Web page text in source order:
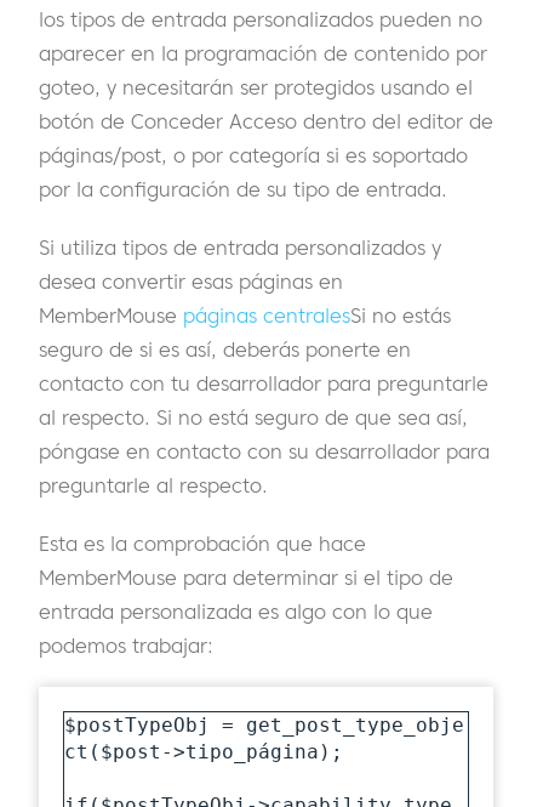
los tipos de entrada personalizados pueden no
aparecer en la programación de contenido por
goteo, y necesitarán ser protegidos usando el
botón de Conceder Acceso dentro del editor de
páginas/post, o por categoría si es soportado
por la configuración de su tipo de entrada.
Si utiliza tipos de entrada personalizados y
desea convertir esas páginas en
MemberMouse páginas centralesSi no estás
seguro de si es así, deberás ponerte en
contacto con tu desarrollador para preguntarle
al respecto. Si no está seguro de que sea así,
póngase en contacto con su desarrollador para
preguntarle al respecto.
Esta es la comprobación que hace
MemberMouse para determinar si el tipo de
entrada personalizada es algo con lo que
podemos trabajar:
$postTypeObj = get_post_type_obje
ct($post->tipo_página);